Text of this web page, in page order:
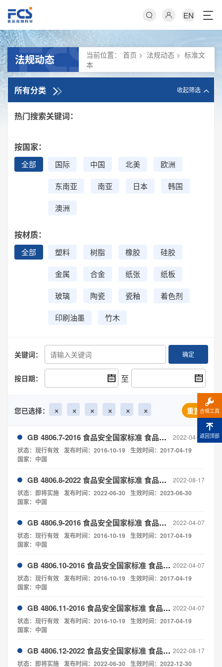
EN
法规动态 当前位置：首页 > 法规动态 >标准文
本
所有分类 收起筛选
热门搜索关键词：
按国家：
全部 国际 中国 北美 欧洲
东南亚 南亚 日本 韩国
澳洲
按材质：
全部 塑料 树脂 橡胶 硅胶
金属 合金 纸张 纸板
玻璃 陶瓷 瓷釉 着色剂
印刷油墨 竹木
关键词： 确定
按日期： 至
您已选择： × × × × × × 重置
GB 4806.7-2016 食品安全国家标准 食品接触用塑料材料及制品 2022-04-07
状态：现行有效 发布时间：2016-10-19
生效时间：2017-04-19
国家：中国
GB 4806.8-2022 食品安全国家标准 食品接触用纸和纸板材料及制品 2022-08-17
状态：即将实施 发布时间：2022-06-30
生效时间：2023-06-30
国家：中国
GB 4806.9-2016 食品安全国家标准 食品接触用金属材料及制品 2022-04-07
状态：现行有效 发布时间：2016-10-19
生效时间：2017-04-19
国家：中国
GB 4806.10-2016 食品安全国家标准 食品接触用涂料及涂层 2022-04-07
状态：现行有效 发布时间：2016-10-19
生效时间：2017-04-19
国家：中国
GB 4806.11-2016 食品安全国家标准 食品接触用橡胶材料及制品 2022-04-07
状态：现行有效 发布时间：2016-10-19
生效时间：2017-04-19
国家：中国
GB 4806.12-2022 食品安全国家标准 食品接触用竹木材料及制品 2022-08-17
状态：即将实施 发布时间：2022-06-30 生效时间：2022-12-30
合规工具
返回顶部